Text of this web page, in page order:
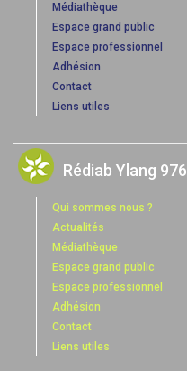
Médiathèque
Espace grand public
Espace professionnel
Adhésion
Contact
Liens utiles
Rédiab Ylang 976
Qui sommes nous ?
Actualités
Médiathèque
Espace grand public
Espace professionnel
Adhésion
Contact
Liens utiles